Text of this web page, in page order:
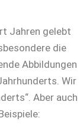
Jahren gelebt
die
Abbildungen
Wir
Aber auch